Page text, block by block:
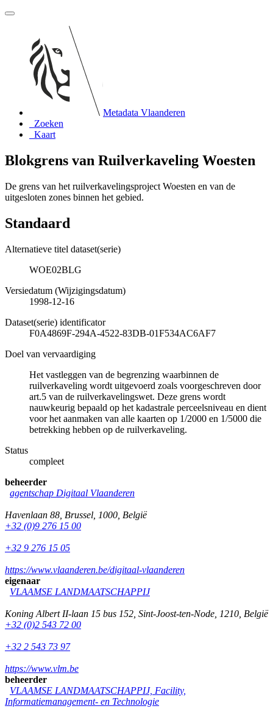
Metadata Vlaanderen
Zoeken
Kaart
Blokgrens van Ruilverkaveling Woesten
De grens van het ruilverkavelingsproject Woesten en van de
uitgesloten zones binnen het gebied.
Standaard
Alternatieve titel dataset(serie)
WOE02BLG
Versiedatum (Wijzigingsdatum)
1998-12-16
Dataset(serie) identificator
F0A4869F-294A-4522-83DB-01F534AC6AF7
Doel van vervaardiging
Het vastleggen van de begrenzing waarbinnen de
ruilverkaveling wordt uitgevoerd zoals voorgeschreven door
art.5 van de ruilverkavelingswet. Deze grens wordt
nauwkeurig bepaald op het kadastrale perceelsniveau en dient
voor het aanmaken van alle kaarten op 1/2000 en 1/5000 die
betrekking hebben op de ruilverkaveling.
Status
compleet
beheerder
agentschap Digitaal Vlaanderen
Havenlaan 88 Brussel 1000 België
+32 (0)9 276 15 00
+32 9 276 15 05
https://www.vlaanderen.be/digitaal-vlaanderen
eigenaar
VLAAMSE LANDMAATSCHAPPIJ
Koning Albert II-laan 15 bus 152 Sint-Joost-ten-Node 1210 België
+32 (0)2 543 72 00
+32 2 543 73 97
https://www.vlm.be
beheerder
VLAAMSE LANDMAATSCHAPPIJ, Facility,
Informatiemanagement- en Technologie